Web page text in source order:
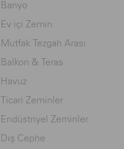
Banyo
Ev içi Zemin
Mutfak Tezgah Arası
Balkon & Teras
Havuz
Ticari Zeminler
Endüstriyel Zeminler
Dış Cephe